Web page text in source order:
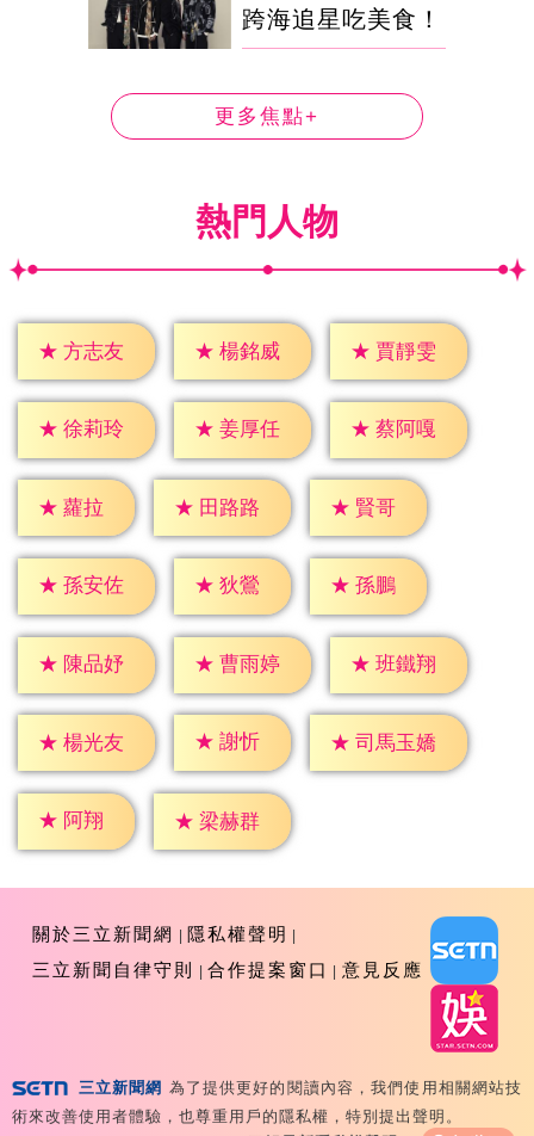
跨海追星吃美食！
更多焦點+
熱門人物
★ 方志友 ★ 楊銘威 ★ 賈靜雯
★ 徐莉玲 ★ 姜厚任 ★ 蔡阿嘎
★ 蘿拉 ★ 田路路 ★ 賢哥
★ 孫安佐 ★ 狄鶯 ★ 孫鵬
★ 陳品妤 ★ 曹雨婷 ★ 班鐵翔
★ 楊光友 ★ 謝忻 ★ 司馬玉嬌
★ 阿翔 ★ 梁赫群
關於三立新聞網
隱私權聲明
三立新聞自律守則
合作提案窗口 意見反應
Copyright ©2026 Sanlih E-Television All Rights
Reserved 版權所有 盜用必究 台北市內湖區舊宗路一段159
三立新聞網 為了提供更好的閱讀內容，我們使用相關網站技
術來改善使用者體驗，也尊重用戶的隱私權，特別提出聲明。